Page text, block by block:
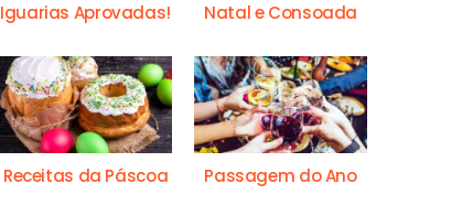
Iguarias Aprovadas! Natal e Consoada
Receitas da Páscoa Passagem do Ano